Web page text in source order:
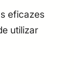
eficazes
utilizar